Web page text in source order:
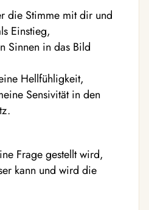
die Stimme mit dir und
Einstieg,
Sinnen in das Bild
Hellfühligkeit,
Sensivität in den
Frage gestellt wird,
kann und wird die